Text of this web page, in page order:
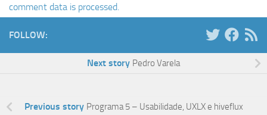
comment data is processed.
FOLLOW:
Next story Pedro Varela
Previous story Programa 5 – Usabilidade, UXLX e hiveflux